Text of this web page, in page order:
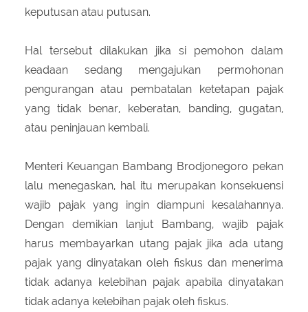
keputusan atau putusan.
Hal tersebut dilakukan jika si pemohon dalam
keadaan sedang mengajukan permohonan
pengurangan atau pembatalan ketetapan pajak
yang tidak benar, keberatan, banding, gugatan,
atau peninjauan kembali.
Menteri Keuangan Bambang Brodjonegoro pekan
lalu menegaskan, hal itu merupakan konsekuensi
wajib pajak yang ingin diampuni kesalahannya.
Dengan demikian lanjut Bambang, wajib pajak
harus membayarkan utang pajak jika ada utang
pajak yang dinyatakan oleh fiskus dan menerima
tidak adanya kelebihan pajak apabila dinyatakan
tidak adanya kelebihan pajak oleh fiskus.